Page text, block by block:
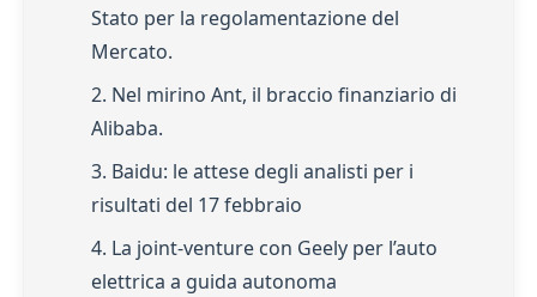
Stato per la regolamentazione del
Mercato.
2. Nel mirino Ant, il braccio finanziario di
Alibaba.
3. Baidu: le attese degli analisti per i
risultati del 17 febbraio
4. La joint-venture con Geely per l’auto
elettrica a guida autonoma